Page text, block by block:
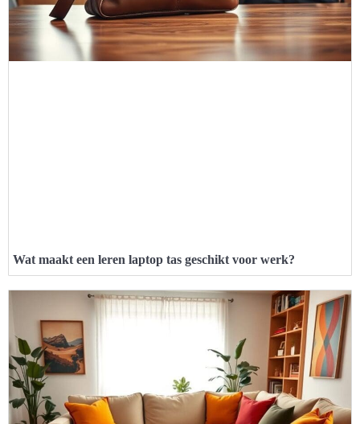
Wat maakt een leren laptop tas geschikt voor werk?